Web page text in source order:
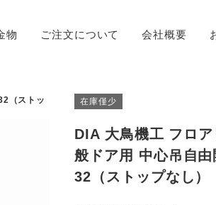
物 ご注文について 会社概要
（ストッ
在庫僅少
DIA 大鳥機工 フロ
般ドア用 中心吊自由
32（ストップなし）